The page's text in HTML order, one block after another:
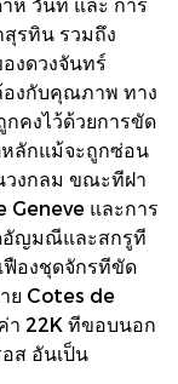
รทิน รวมถึง
งดวงจันทร์
งกับคุณภาพ ทาง
คงไว้ด้วยการขัด
หลักแม้จะถูกซ่อน
วงกลม ขณะทีฝา
Geneve และการ
อัญมณีและสกรูที
ฟืองชุดจักรทีขัด
ย Cotes de
า 22K ทีขอบนอก
ส อันเป็น